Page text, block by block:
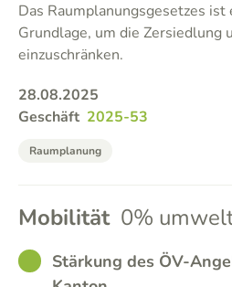
Das Raumplanungsgesetzes ist
Grundlage, um die Zersiedlung
einzuschränken.
28.08.2025
Geschäft 2025-53
Raumplanung
Mobilität 0%
GOODStärkung des ÖV-